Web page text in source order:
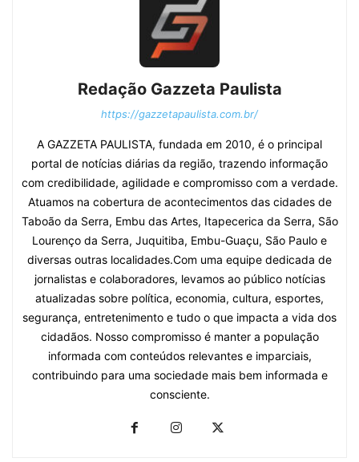
Redação Gazzeta Paulista
https://gazzetapaulista.com.br/
A GAZZETA PAULISTA, fundada em 2010, é o principal
portal de notícias diárias da região, trazendo informação
com credibilidade, agilidade e compromisso com a verdade.
Atuamos na cobertura de acontecimentos das cidades de
Taboão da Serra, Embu das Artes, Itapecerica da Serra, São
Lourenço da Serra, Juquitiba, Embu-Guaçu, São Paulo e
diversas outras localidades.Com uma equipe dedicada de
jornalistas e colaboradores, levamos ao público notícias
atualizadas sobre política, economia, cultura, esportes,
segurança, entretenimento e tudo o que impacta a vida dos
cidadãos. Nosso compromisso é manter a população
informada com conteúdos relevantes e imparciais,
contribuindo para uma sociedade mais bem informada e
consciente.